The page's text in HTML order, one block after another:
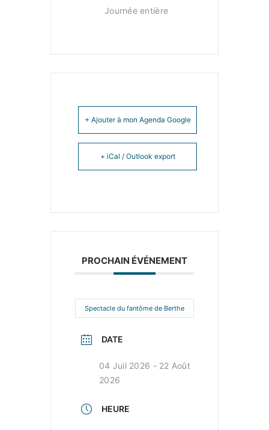
Journée entière
+ Ajouter à mon Agenda Google
+ iCal / Outlook export
PROCHAIN ÉVÉNEMENT
Spectacle du fantôme de Berthe
DATE
04 Juil 2026 - 22 Août
2026
HEURE